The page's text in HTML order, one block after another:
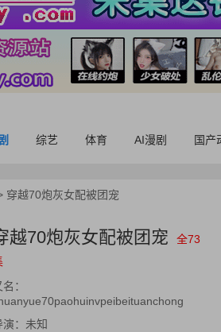
综艺 体育 AI漫剧 国产
穿越70炮灰女配被团宠
越70炮灰女配被团宠
全73
：
： 未知